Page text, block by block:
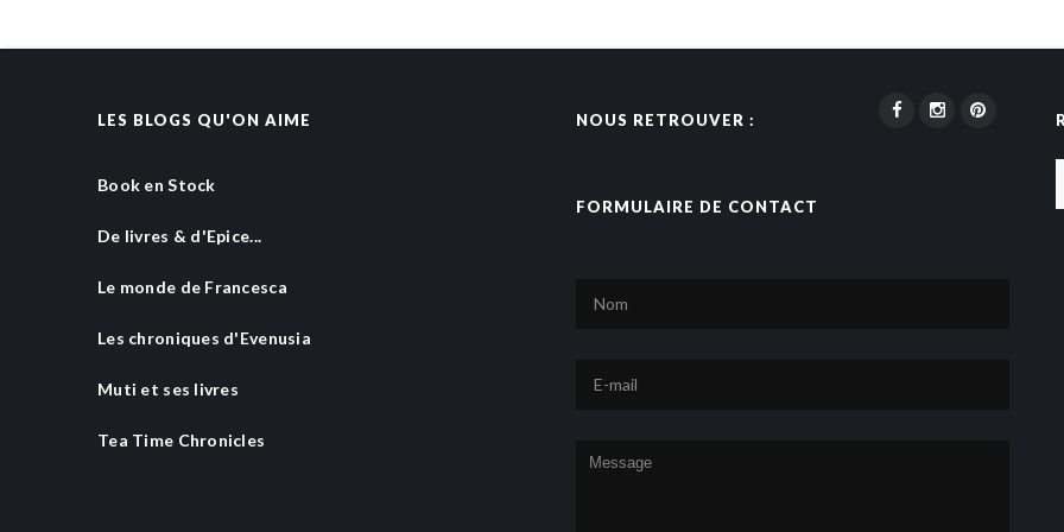
LES BLOGS QU'ON AIME
Book en Stock
De livres & d'Epice...
Le monde de Francesca
Les chroniques d'Evenusia
Muti et ses livres
Tea Time Chronicles
NOUS RETROUVER :
FORMULAIRE DE CONTACT